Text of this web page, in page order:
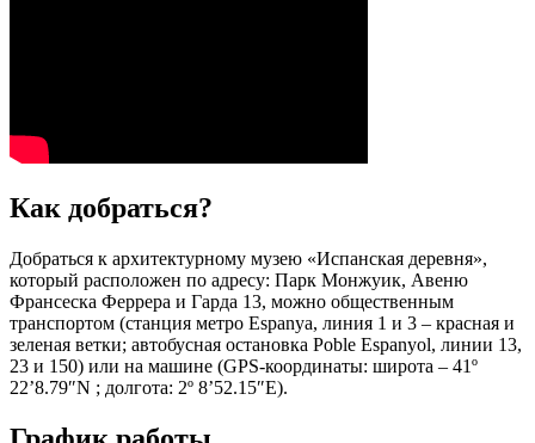
Как добраться?
Добраться к архитектурному музею «Испанская деревня»,
который расположен по адресу: Парк Монжуик, Авеню
Франсеска Феррера и Гарда 13, можно общественным
транспортом (станция метро Espanya, линия 1 и 3 – красная и
зеленая ветки; автобусная остановка Poble Espanyol, линии 13,
23 и 150) или на машине (GPS-координаты: широта – 41º
22’8.79″N ; долгота: 2º 8’52.15″E).